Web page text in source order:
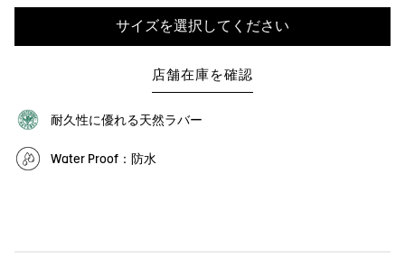
サイズを選択してください
店舗在庫を確認
耐久性に優れる天然ラバー
Water Proof：防水